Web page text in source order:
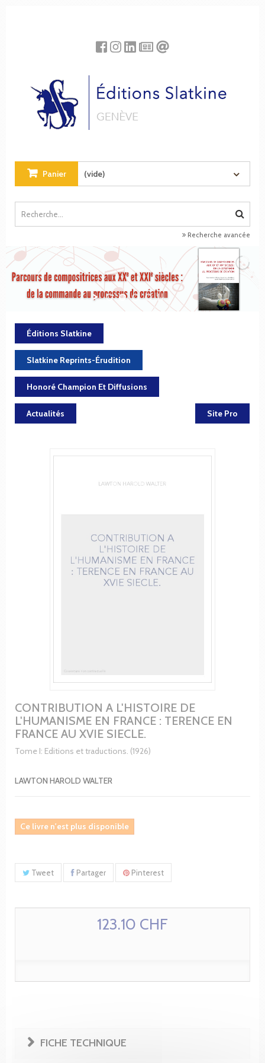
Panier (vide)
Recherche avancée
Éditions Slatkine
Slatkine Reprints-Érudition
Honoré Champion Et Diffusions
Actualités Site Pro
CONTRIBUTION A L'HISTOIRE DE
L'HUMANISME EN FRANCE : TERENCE EN
FRANCE AU XVIE SIECLE.
Tome I: Editions et traductions. (1926)
LAWTON HAROLD WALTER
Ce livre n'est plus disponible
Tweet Partager Pinterest
123.10 CHF
FICHE TECHNIQUE